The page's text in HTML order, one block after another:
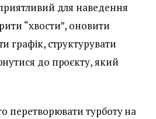
для наведення
“хвости”, оновити
графік, структурувати
до проєкту, який
перетворювати турботу на